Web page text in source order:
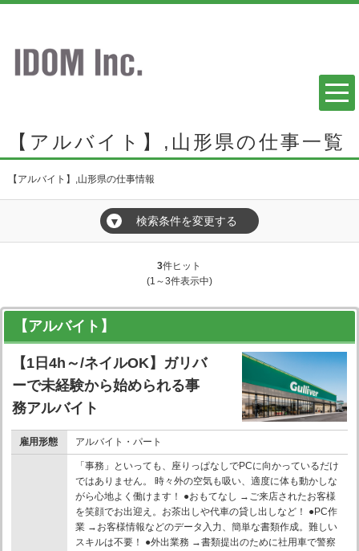
【アルバイト】,山形県の仕事一覧
【アルバイト】,山形県の仕事情報
▼ 検索条件を変更する
3件ヒット
(1～3件表示中)
【アルバイト】
【1日4h～/ネイルOK】ガリバ
ーで未経験から始められる事
務アルバイト
雇用形態 アルバイト・パート
「事務」といっても、座りっぱなしでPCに向かっているだけ
ではありません。 時々外の空気も吸い、適度に体も動かしな
がら心地よく働けます！ ●おもてなし →ご来店されたお客様
を笑顔でお出迎え。お茶出しや代車の貸し出しなど！ ●PC作
業 →お客様情報などのデータ入力、簡単な書類作成。難しい
スキルは不要！ ●外出業務 →書類提出のために社用車で警察